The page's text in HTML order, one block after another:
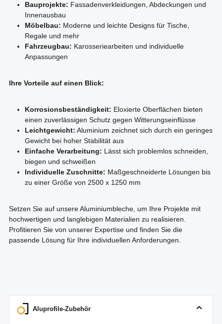
Bauprojekte: Fassadenverkleidungen, Abdeckungen und
Innenausbau
Möbelbau: Moderne und leichte Designs für Tische,
Regale und mehr
Fahrzeugbau: Karosseriearbeiten und individuelle
Anpassungen
Ihre Vorteile auf einen Blick:
Korrosionsbeständigkeit: Eloxierte Oberflächen bieten
einen zuverlässigen Schutz gegen Witterungseinflüsse
Leichtgewicht: Aluminium zeichnet sich durch ein geringes
Gewicht bei hoher Stabilität aus
Einfache Verarbeitung: Lässt sich problemlos schneiden,
biegen und schweißen
Individuelle Zuschnitte: Maßgeschneiderte Lösungen bis
zu einer Größe von 2500 x 1250 mm
Setzen Sie auf unsere Aluminiumbleche, um Ihre Projekte mit
hochwertigen und langlebigen Materialien zu realisieren.
Profitieren Sie von unserer Expertise und finden Sie die
passende Lösung für Ihre individuellen Anforderungen.
Aluprofile-Zubehör